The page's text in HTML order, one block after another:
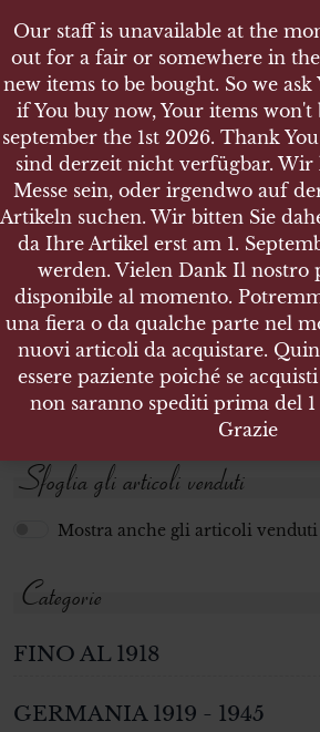
NEGOZIO
GERMANIA
UNIFORMI
Cerca prodotti
Cerca:
CERCA
Sfoglia gli articoli venduti
Mostra anche gli articoli venduti
Categorie
FINO AL 1918
GERMANIA 1919 - 1945
Our staff is unavailable at the
out for a fair or somewhere in
new items to be bought. So we ask
if You buy now, Your items won't
september the 1st 2026. Thank
sind derzeit nicht verfügbar. Wir
Messe sein, oder irgendwo auf
Artikeln suchen. Wir bitten Sie
da Ihre Artikel erst am 1.
werden. Vielen Dank Il nostro
disponibile al momento.
una fiera o da qualche parte nel
nuovi articoli da acquistare.
essere paziente poiché se
non saranno spediti prima del 1
Grazie